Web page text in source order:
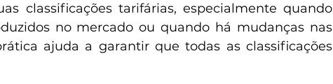
classificações tarifárias, especialmente quando
no mercado ou quando há mudanças nas
ajuda a garantir que todas as classificações